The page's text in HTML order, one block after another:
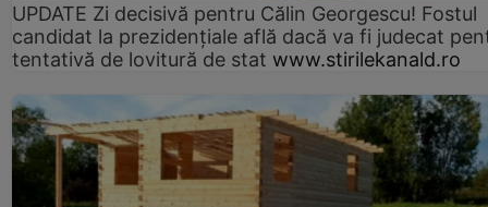
UPDATE Zi decisivă pentru Călin Georgescu! Fostul
candidat la prezidențiale află dacă va fi judecat
tentativă de lovitură de stat www.stirilekanald.ro